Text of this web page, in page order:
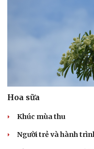
Dinh dưỡng - món ngon
Cây thuốc
Nhi khoa
Làm đẹp - giảm cân
Hoa sữa
Khúc mùa thu
Người trẻ và hành